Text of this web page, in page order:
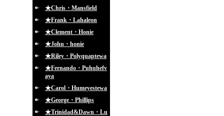
★Chris・Mansfield
★Frank・Lahaleon
★Clement・Honie
★John・honie
★Riley・Polyquaptewa
★Fernando・Puhuhefv
aya
★Carol・Humeyestewa
★George・Phillips
★Trinidad&Dawn・Lu